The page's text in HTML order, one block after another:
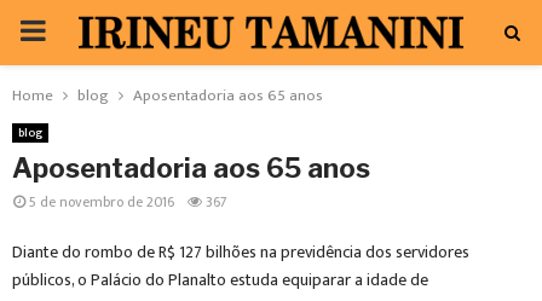
PRIMARY
MENU
Home blog Aposentadoria aos 65 anos
blog
Aposentadoria aos 65 anos
5 de novembro de 2016 367
Diante do rombo de R$ 127 bilhões na previdência dos servidores
públicos, o Palácio do Planalto estuda equiparar a idade de